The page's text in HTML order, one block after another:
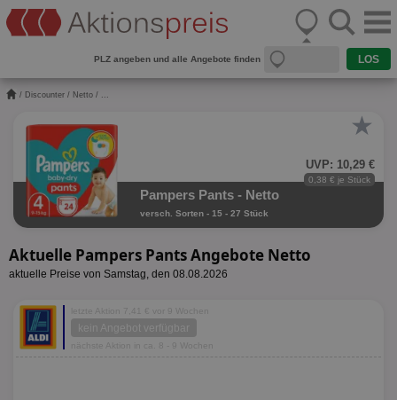
PLZ angeben und alle Angebote finden
/ Discounter / Netto / ...
★
UVP: 10,29 €
0,38 € je Stück
Pampers Pants - Netto
versch. Sorten - 15 - 27 Stück
Aktuelle Pampers Pants Angebote Netto
aktuelle Preise von Samstag, den 08.08.2026
letzte Aktion 7,41 € vor 9 Wochen
kein Angebot verfügbar
nächste Aktion in ca. 8 - 9 Wochen